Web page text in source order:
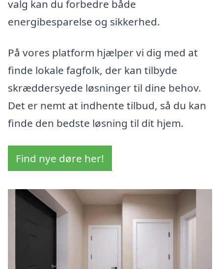
valg kan du forbedre både
energibesparelse og sikkerhed.
På vores platform hjælper vi dig med at
finde lokale fagfolk, der kan tilbyde
skræddersyede løsninger til dine behov.
Det er nemt at indhente tilbud, så du kan
finde den bedste løsning til dit hjem.
Find nye døre her!